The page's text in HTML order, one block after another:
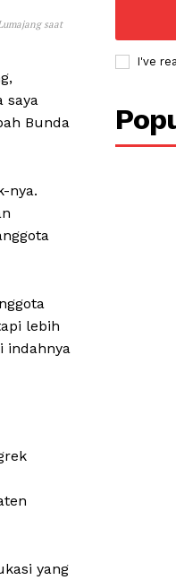
saat
saya
Bunda
nya.
lebih
indahnya
yang
I've